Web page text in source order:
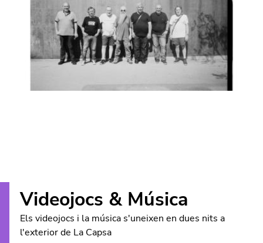
Videojocs & Música
Els videojocs i la música s'uneixen en dues nits a
l'exterior de La Capsa